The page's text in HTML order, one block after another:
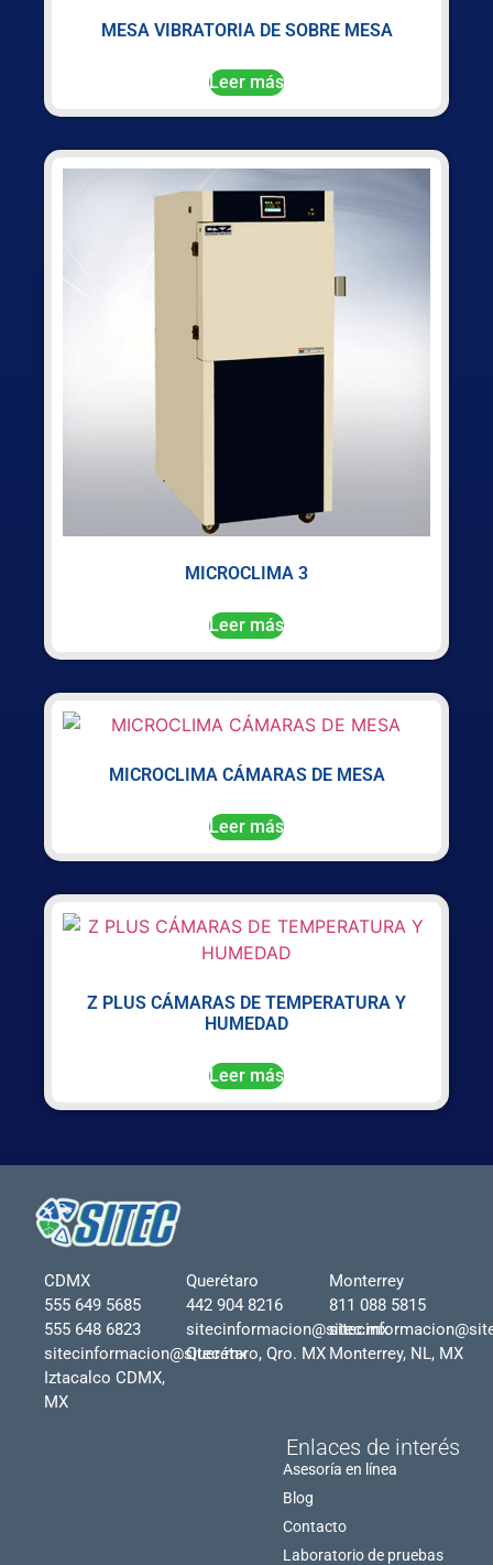
MESA VIBRATORIA DE SOBRE MESA
Leer más
MICROCLIMA 3
Leer más
MICROCLIMA CÁMARAS DE MESA
Leer más
Z PLUS CÁMARAS DE TEMPERATURA Y
HUMEDAD
Leer más
CDMX
555 649 5685
555 648 6823
sitecinformacion@sitec.mx
Iztacalco CDMX,
MX
Querétaro
442 904 8216
sitecinformacion@sitec.mx
Querétaro, Qro. MX
Monterrey
811 088 5815
Monterrey, NL, MX
Enlaces de interés
Asesoría en línea
Blog
Contacto
Laboratorio de pruebas